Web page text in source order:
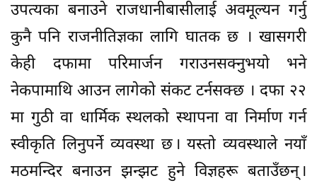
उपत्यका बनाउने राजधानीबासीलाई अवमूल्यन गर्नु
कुनै पनि राजनीतिज्ञका लागि घातक छ । खासगरी
केही दफामा परिमार्जन गराउनसक्नुभयो भने
नेकपामाथि आउन लागेको संकट टर्नसक्छ । दफा २२
मा गुठी वा धार्मिक स्थलको स्थापना वा निर्माण गर्न
स्वीकृति लिनुपर्ने व्यवस्था छ । यस्तो व्यवस्थाले नयाँ
मठमन्दिर बनाउन झन्झट हुने विज्ञहरू बताउँछन् ।